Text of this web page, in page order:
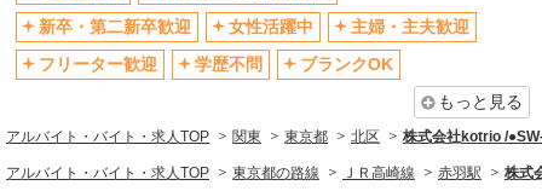
制服貸与
研修制度あり
資格取得支援制度あり
医療・介護・福祉
看護師・保健師・看護助手・助産師
新卒・第二新卒歓迎
女性活躍中
主婦・主夫歓迎
フリーター歓迎
学歴不問
ブランクOK
もっと見る
アルバイト・バイト・求人TOP 関東 東京都 北区 株式会社kotrio /
アルバイト・バイト・求人TOP 東京都の路線 ＪＲ高崎線 赤羽駅 株式